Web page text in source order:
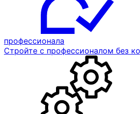
профессионала
Стройте с профессионалом без